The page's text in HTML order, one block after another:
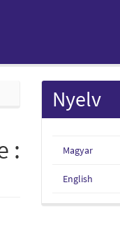
:
Nyelv
Magyar
English